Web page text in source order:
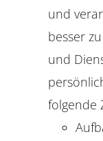
und
besser
und
folgende